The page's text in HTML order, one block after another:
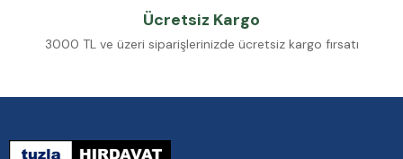
Ücretsiz Kargo
3000 TL ve üzeri siparişlerinizde ücretsiz kargo fırsatı